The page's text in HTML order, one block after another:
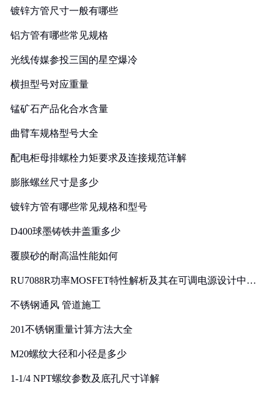
镀锌方管尺寸一般有哪些
铝方管有哪些常见规格
光线传媒参投三国的星空爆冷
横担型号对应重量
锰矿石产品化合水含量
曲臂车规格型号大全
配电柜母排螺栓力矩要求及连接规范详解
膨胀螺丝尺寸是多少
镀锌方管有哪些常见规格和型号
D400球墨铸铁井盖重多少
覆膜砂的耐高温性能如何
RU7088R功率MOSFET特性解析及其在可调电源设计中的
不锈钢通风 管道施工
201不锈钢重量计算方法大全
M20螺纹大径和小径是多少
1-1/4 NPT螺纹参数及底孔尺寸详解